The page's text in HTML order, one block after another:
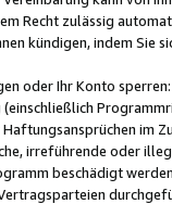
Recht zulässig
kündigen, indem Sie
oder Ihr Konto sperren:
im
irreführende oder
beschädigt